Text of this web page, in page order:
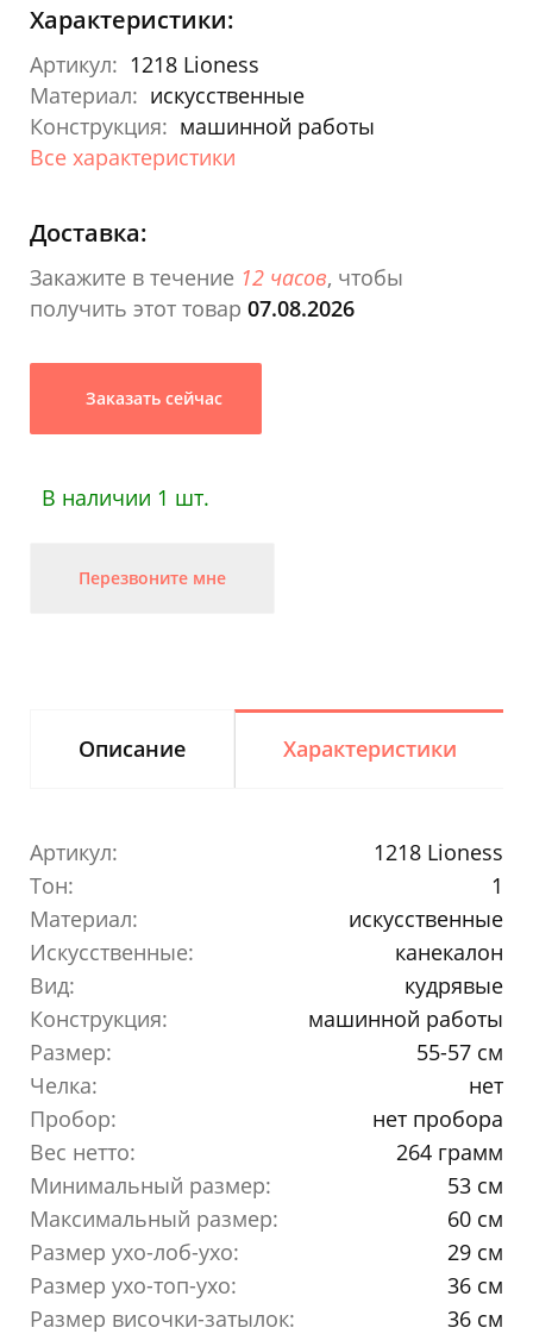
Характеристики:
Артикул: 1218 Lioness
Материал: искусственные
Конструкция: машинной работы
Все характеристики
Доставка:
Закажите в течение 12 часов, чтобы
получить этот товар 07.08.2026
Заказать сейчас
В наличии 1 шт.
Перезвоните мне
Описание Характеристики
Артикул:
1218 Lioness
Тон:
1
Материал:
искусственные
Искусственные:
канекалон
Вид:
кудрявые
Конструкция:
машинной работы
Размер:
55-57 см
Челка:
нет
Пробор:
нет пробора
Вес нетто:
264 грамм
Минимальный размер:
53 см
Максимальный размер:
60 см
Размер ухо-лоб-ухо:
29 см
Размер ухо-топ-ухо:
36 см
Размер височки-затылок:
36 см